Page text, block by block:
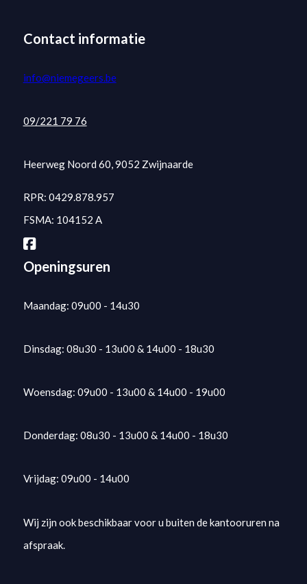
Contact informatie
info@niemegeers.be
09/221 79 76
Heerweg Noord 60, 9052 Zwijnaarde
RPR: 0429.878.957
FSMA: 104152 A
Openingsuren
Maandag: 09u00 - 14u30
Dinsdag: 08u30 - 13u00 & 14u00 - 18u30
Woensdag: 09u00 - 13u00 & 14u00 - 19u00
Donderdag: 08u30 - 13u00 & 14u00 - 18u30
Vrijdag: 09u00 - 14u00
Wij zijn ook beschikbaar voor u buiten de kantooruren na
afspraak.